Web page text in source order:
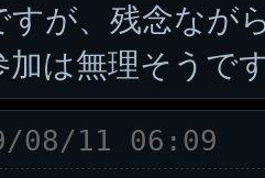
すが、残念なが
加は無理そうで
08/11 06:09